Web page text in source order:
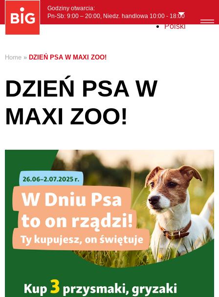
Polski
Godziny otwarcia:
Pn-Sb: 9:00 – 20:00, Niedz. handlowa 10:00 - 18:00
Home » DZIEŃ PSA W MAXI ZOO!
DZIEŃ PSA W
MAXI ZOO!